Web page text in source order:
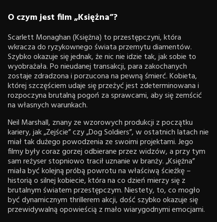
O czym jest film „Księżna”?
Scarlett Monaghan (Księżna) to przestępczyni, która
wkracza do ryzykownego świata przemytu diamentów.
Szybko okazuje się jednak, że nic nie idzie tak, jak sobie to
wyobrażała. Po nieudanej transakcji, para zakochanych
zostaje zdradzona i porzucona na pewną śmierć. Kobieta,
której szczęściem udaje się przeżyć jest zdeterminowana i
rozpoczyna brutalną pogoń za sprawcami, aby się zemścić
na własnych warunkach.
Neil Marshall, znany ze wzorowych produkcji z początku
kariery, jak „Zejście” czy „Dog Soldiers”, w ostatnich latach nie
miał tak dużego powodzenia ze swoimi projektami. Jego
filmy były coraz gorzej odbierane przez widzów, a przy tym
sam reżyser stopniowo tracił uznanie w branży. „Księżna”
miała być kolejną próbą powrotu na właściwą ścieżkę –
historią o silnej kobiecie, która na co dzień mierzy się z
brutalnym światem przestępczym. Niestety, to, co mogło
być dynamicznym thrillerem akcji, dość szybko okazuje się
przewidywalną opowieścią z mało wiarygodnymi emocjami.